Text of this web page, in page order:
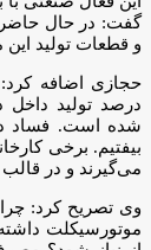
گفت: در حال حاضر
و قطعات تولید
درصد تولید داخل
شده است. فساد
بیفتیم. برخی
می‌گیرند و در قالب ۳۰ قسط موتور می‌فروشند.
وی تصریح کرد:
موتورسیکلت